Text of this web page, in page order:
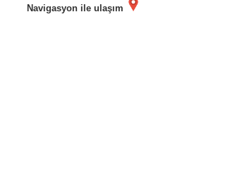
Navigasyon ile ulaşım